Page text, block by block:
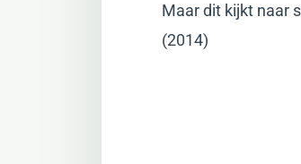
Maar dit kijkt naar
(2014)